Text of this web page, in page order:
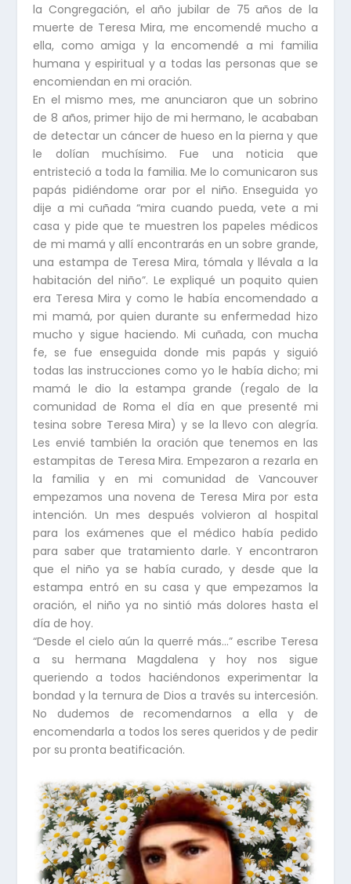
la Congregación, el año jubilar de 75 años de la
muerte de Teresa Mira, me encomendé mucho a
ella, como amiga y la encomendé a mi familia
humana y espiritual y a todas las personas que se
encomiendan en mi oración.
En el mismo mes, me anunciaron que un sobrino
de 8 años, primer hijo de mi hermano, le acababan
de detectar un cáncer de hueso en la pierna y que
le dolían muchísimo. Fue una noticia que
entristeció a toda la familia. Me lo comunicaron sus
papás pidiéndome orar por el niño. Enseguida yo
dije a mi cuñada “mira cuando pueda, vete a mi
casa y pide que te muestren los papeles médicos
de mi mamá y allí encontrarás en un sobre grande,
una estampa de Teresa Mira, tómala y llévala a la
habitación del niño”. Le expliqué un poquito quien
era Teresa Mira y como le había encomendado a
mi mamá, por quien durante su enfermedad hizo
mucho y sigue haciendo. Mi cuñada, con mucha
fe, se fue enseguida donde mis papás y siguió
todas las instrucciones como yo le había dicho; mi
mamá le dio la estampa grande (regalo de la
comunidad de Roma el día en que presenté mi
tesina sobre Teresa Mira) y se la llevo con alegría.
Les envié también la oración que tenemos en las
estampitas de Teresa Mira. Empezaron a rezarla en
la familia y en mi comunidad de Vancouver
empezamos una novena de Teresa Mira por esta
intención. Un mes después volvieron al hospital
para los exámenes que el médico había pedido
para saber que tratamiento darle. Y encontraron
que el niño ya se había curado, y desde que la
estampa entró en su casa y que empezamos la
oración, el niño ya no sintió más dolores hasta el
día de hoy.
“Desde el cielo aún la querré más…” escribe Teresa
a su hermana Magdalena y hoy nos sigue
queriendo a todos haciéndonos experimentar la
bondad y la ternura de Dios a través su intercesión.
No dudemos de recomendarnos a ella y de
encomendarla a todos los seres queridos y de pedir
por su pronta beatificación.